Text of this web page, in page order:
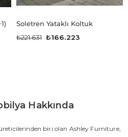
Soletren Yataklı Koltuk
₺166.223
₺221.631
Hakkında
biri olan Ashley Furniture,